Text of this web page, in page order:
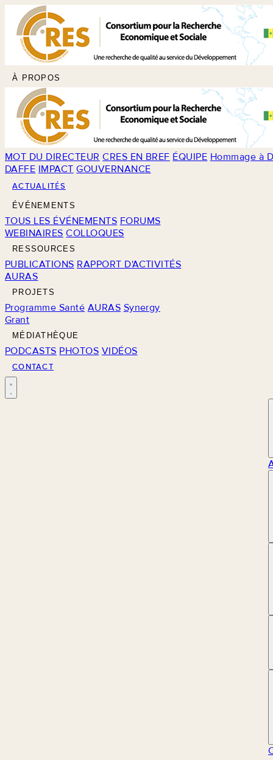
À PROPOS
MOT DU DIRECTEUR CRES EN BREF ÉQUIPE Hommage à
DAFFE IMPACT GOUVERNANCE
ACTUALITÉS
ÉVÉNEMENTS
TOUS LES ÉVÉNEMENTS FORUMS
WEBINAIRES COLLOQUES
RESSOURCES
PUBLICATIONS RAPPORT D'ACTIVITÉS
AURAS
PROJETS
Programme Santé AURAS Synergy
Grant
MÉDIATHÈQUE
PODCASTS PHOTOS VIDÉOS
CONTACT